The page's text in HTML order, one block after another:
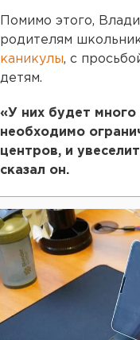
Помимо этого,
родителям
каникулы, с
детям.
«У них будет
необходимо
центров, и
сказал он.